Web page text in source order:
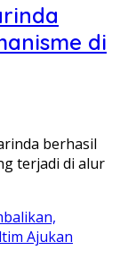
di
berhasil
terjadi di alur